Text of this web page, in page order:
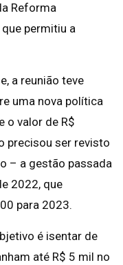
Reforma
permitiu a
a reunião teve
uma nova política
o valor de R$
precisou ser revisto
– a gestão passada
2022, que
para 2023.
é isentar de
até R$ 5 mil no